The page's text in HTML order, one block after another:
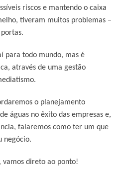
riscos e mantendo o caixa
tiveram muitos problemas –
para todo mundo, mas é
através de uma gestão
o planejamento
águas no êxito das empresas e,
falaremos como ter um que
negócio.
vamos direto ao ponto!